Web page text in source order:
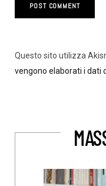
Questo sito utilizza
vengono elaborati i dati